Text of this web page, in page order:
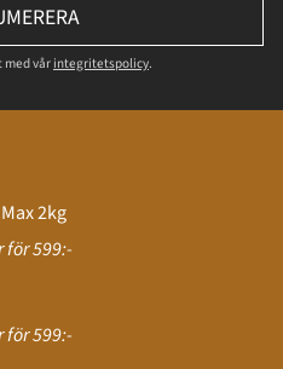
med vårintegritetspolicy.
2kg
599:-
599:-